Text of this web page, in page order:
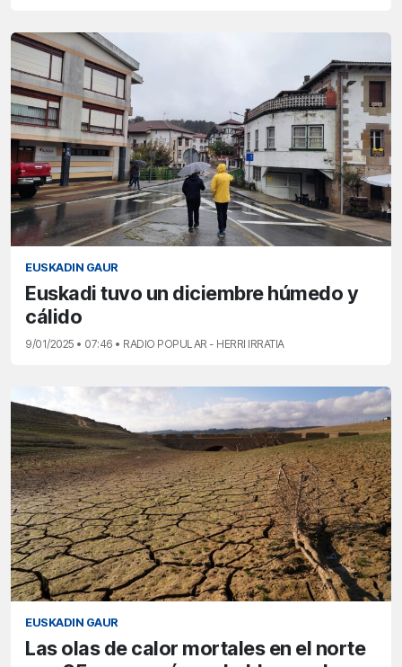
EUSKADIN GAUR
Euskadi tuvo un diciembre húmedo y
cálido
9/01/2025 • 07:46 • RADIO POPULAR - HERRI IRRATIA
EUSKADIN GAUR
Las olas de calor mortales en el norte